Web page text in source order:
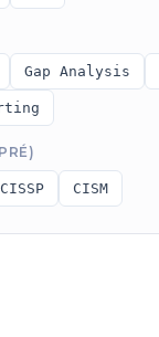
Gap Analysis
CISSP CISM